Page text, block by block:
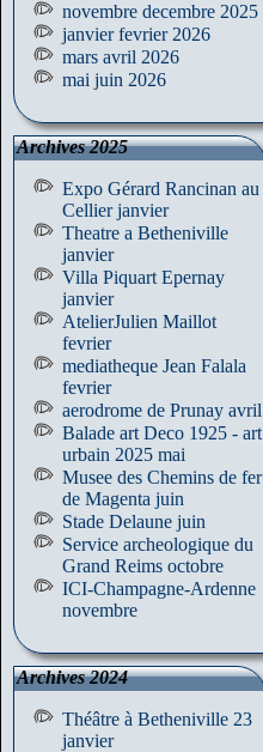
novembre decembre 2025
janvier fevrier 2026
mars avril 2026
mai juin 2026
Archives 2025
Expo Gérard Rancinan au
Cellier janvier
Theatre a Betheniville
janvier
Villa Piquart Epernay
janvier
AtelierJulien Maillot
fevrier
mediatheque Jean Falala
fevrier
aerodrome de Prunay avril
Balade art Deco 1925 - art
urbain 2025 mai
Musee des Chemins de fer
de Magenta juin
Stade Delaune juin
Service archeologique du
Grand Reims octobre
ICI-Champagne-Ardenne
novembre
Archives 2024
Théâtre à Betheniville 23
janvier